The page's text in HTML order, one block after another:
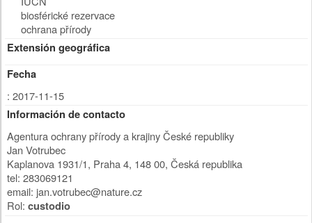
biosférické rezervace
ochrana přírody
Extensión geográfica
Fecha
: 2017-11-15
Información de contacto
Agentura ochrany přírody a krajiny České republiky
Jan Votrubec
Kaplanova 1931/1, Praha 4, 148 00, Česká republika
tel: 283069121
email: jan.votrubec@nature.cz
Rol: custodio